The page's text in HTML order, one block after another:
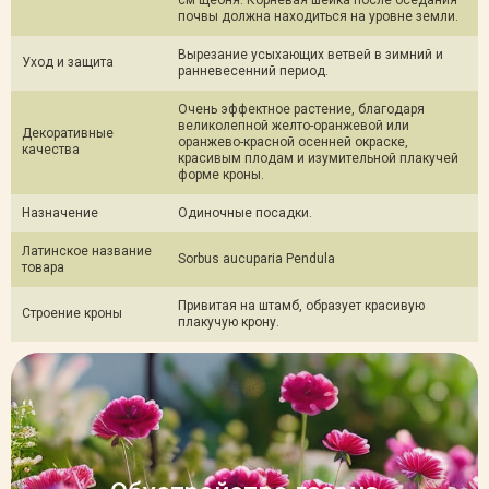
Рябина обыкновенная 'Пендула' (СП, St 225, 14-16, WRB-70)
19 500 Р Нет в наличии Отслеживать
Рябина обыкновенная 'Пендула' (СП, St 225, 12-14, WRB-70)
Рябина обыкновенная 'Пендула' (СП, St 225, 20-25, WRB-90)
29 000 Р Нет в наличии Отслеживать
Рябина обыкновенная 'Пендула' (СП, St 225, 16-18, WRB-70)
17 500 Р Нет в наличии Отслеживать
Рябина обыкновенная 'Пендула' (СП, St 200, 12-14, WRB-70)
почвы должна находиться на уровне земли.
Уход и защита
Вырезание усыхающих ветвей в зимний и
ранневесенний период.
Декоративные
качества
Очень эффектное растение, благодаря
великолепной желто-оранжевой или
оранжево-красной осенней окраске,
красивым плодам и изумительной плакучей
форме кроны.
Назначение Одиночные посадки.
Латинское название
товара
Sorbus aucuparia Pendula
Строение кроны
Привитая на штамб, образует красивую
плакучую крону.